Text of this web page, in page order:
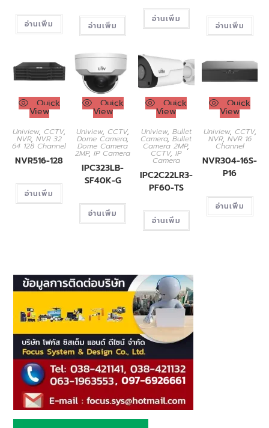
อ่านเพิ่ม อ่านเพิ่ม
อ่านเพิ่ม
อ่านเพิ่ม
Quick
View
Uniview, CCTV,
NVR, NVR 32
64 128 Channel
NVR516-128
อ่านเพิ่ม
Quick
View
Uniview, CCTV,
Dome Camera,
Dome Camera
2MP,IP Camera
IPC323LB-
SF40K-G
อ่านเพิ่ม
Quick
View
Uniview, Bullet
Camera,Bullet
Camera 2MP,
CCTV,IP
Camera
IPC2C22LR3-
PF60-TS
อ่านเพิ่ม
Quick
View
Uniview, CCTV,
NVR, NVR 16
Channel
NVR304-16S-
P16
อ่านเพิ่ม